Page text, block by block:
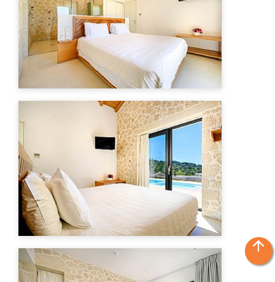
arrow_upward